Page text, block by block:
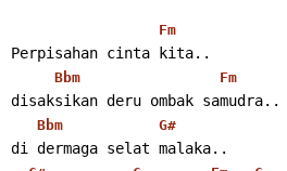
Fm
Perpisahan cinta kita..
Bbm Fm
disaksikan deru ombak samudra..
Bbm G#
di dermaga selat malaka..